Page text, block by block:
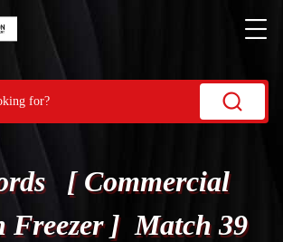
[ Commercial
Freezer ] Match 39